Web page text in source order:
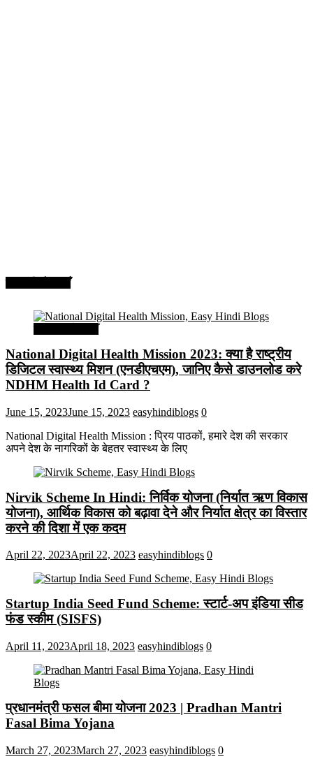
National Digital Health Mission 2023: क्या है राष्ट्रीय
डिजिटल स्वास्थ्य मिशन (एनडीएचएम), जानिए कैसे डाउनलोड करे
NDHM Health Id Card ?
June 15, 2023June 15, 2023 easyhindiblogs 0
National Digital Health Mission : प्रिय पाठकों, हमारे देश की सरकार
अपने देश के नागरिकों के बेहतर स्वास्थ्य के लिए
Nirvik Scheme In Hindi: निर्विक योजना (निर्यात ऋण विकास
योजना), आर्थिक विकास को बढ़ावा देने और निर्यात क्षेत्र का विस्तार
करने की दिशा में एक कदम
April 22, 2023April 22, 2023 easyhindiblogs 0
Startup India Seed Fund Scheme: स्टार्ट-अप इंडिया सीड
फंड स्कीम (SISFS)
April 11, 2023April 18, 2023 easyhindiblogs 0
प्रधानमंत्री फसल बीमा योजना 2023 | Pradhan Mantri
Fasal Bima Yojana
March 27, 2023March 27, 2023 easyhindiblogs 0